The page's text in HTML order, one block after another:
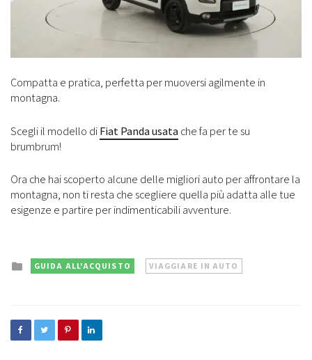
Compatta e pratica, perfetta per muoversi agilmente in
montagna.
Scegli il modello diFiat Panda usatache fa per te su
brumbrum!
Ora che hai scoperto alcune delle migliori auto per affrontare la
montagna, non ti resta che scegliere quella più adatta alle tue
esigenze e partire per indimenticabili avventure.
Posted
in
GUIDA ALL'ACQUISTO VIAGGIARE IN AUTO